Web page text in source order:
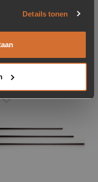
Details tonen
Toevoegen aan
Verwijderen van verlanglijst